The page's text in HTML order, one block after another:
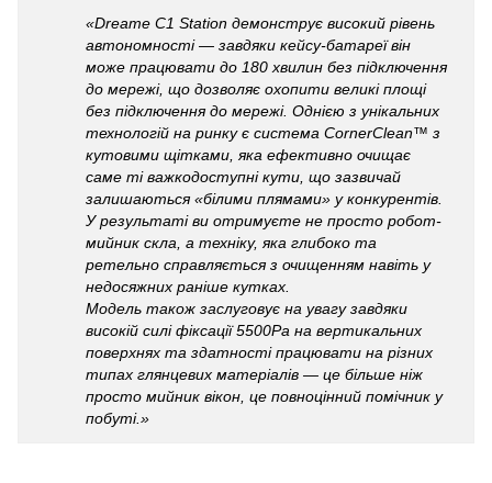
«Dreame C1 Station демонструє високий рівень
автономності — завдяки кейсу-батареї він
може працювати до 180 хвилин без підключення
до мережі, що дозволяє охопити великі площі
без підключення до мережі. Однією з унікальних
технологій на ринку є система CornerClean™ з
кутовими щітками, яка ефективно очищає
саме ті важкодоступні кути, що зазвичай
залишаються «білими плямами» у конкурентів.
У результаті ви отримуєте не просто робот-
мийник скла, а техніку, яка глибоко та
ретельно справляється з очищенням навіть у
недосяжних раніше кутках.
Модель також заслуговує на увагу завдяки
високій силі фіксації 5500Ра на вертикальних
поверхнях та здатності працювати на різних
типах глянцевих матеріалів — це більше ніж
просто мийник вікон, це повноцінний помічник у
побуті.»